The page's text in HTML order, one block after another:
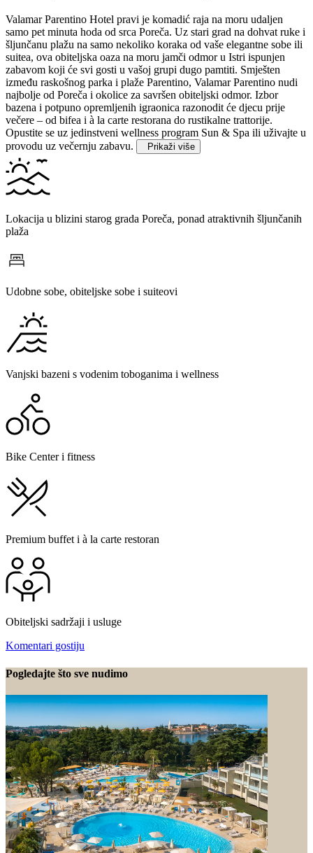
Valamar Parentino Hotel pravi je komadić raja na moru udaljen
samo pet minuta hoda od srca Poreča. Uz stari grad na dohvat ruke i
šljunčanu plažu na samo nekoliko koraka od vaše elegantne sobe ili
suitea, ova obiteljska oaza na moru jamči odmor u Istri ispunjen
zabavom koji će svi gosti u vašoj grupi dugo pamtiti. Smješten
između raskošnog parka i plaže Parentino, Valamar Parentino nudi
najbolje od Poreča i okolice za savršen obiteljski odmor. Izbor
bazena i potpuno opremljenih igraonica razonodit će djecu prije
večere – od bifea i à la carte restorana do rustikalne trattorije.
Opustite se uz jedinstveni wellness program Sun & Spa ili uživajte u
provodu uz večernju zabavu.
Prikaži više
Lokacija u blizini starog grada Poreča, ponad atraktivnih šljunčanih
plaža
Udobne sobe, obiteljske sobe i suiteovi
Vanjski bazeni s vodenim toboganima i wellness
Bike Center i fitness
Premium buffet i à la carte restoran
Obiteljski sadržaji i usluge
Komentari gostiju
Pogledajte što sve nudimo